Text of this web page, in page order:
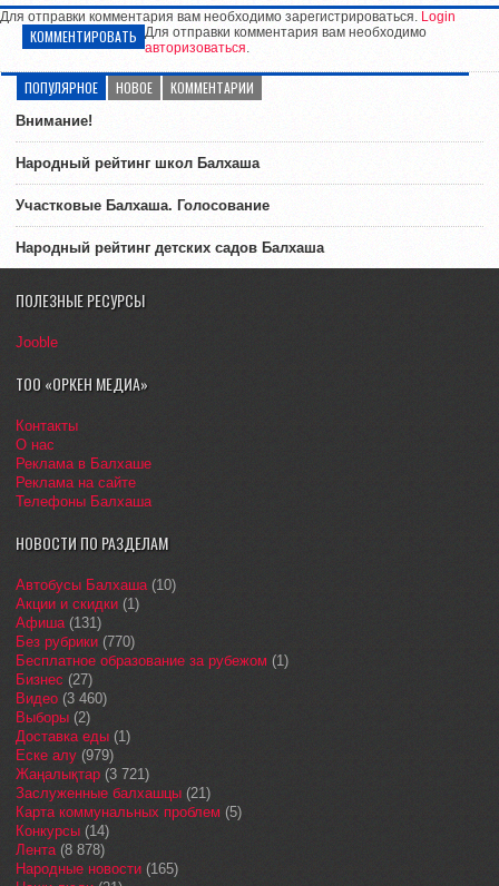
Для отправки комментария вам необходимо зарегистрироваться. Login
КОММЕНТИРОВАТЬ Для отправки комментария вам необходимо
авторизоваться.
ПОПУЛЯРНОЕ НОВОЕ КОММЕНТАРИИ
Внимание!
Народный рейтинг школ Балхаша
Участковые Балхаша. Голосование
Народный рейтинг детских садов Балхаша
ПОЛЕЗНЫЕ РЕСУРСЫ
Jooble
ТОО «ОРКЕН МЕДИА»
Контакты
О нас
Реклама в Балхаше
Реклама на сайте
Телефоны Балхаша
НОВОСТИ ПО РАЗДЕЛАМ
Автобусы Балхаша(10)
Акции и скидки (1)
Афиша(131)
Без рубрики (770)
Бесплатное образование за рубежом (1)
Бизнес (27)
Видео (3 460)
Выборы (2)
Доставка еды (1)
Еске алу (979)
Жаңалықтар (3 721)
Заслуженные балхашцы (21)
Карта коммунальных проблем (5)
Конкурсы (14)
Лента(8 878)
Народные новости (165)